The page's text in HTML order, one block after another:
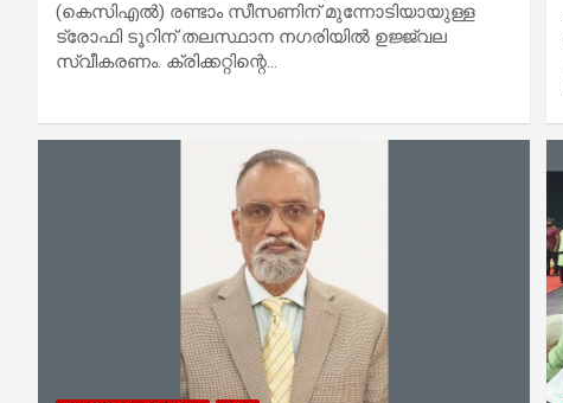
(കെസിഎല്‍) രണ്ടാം സീസണിന് മുന്നോടിയായുള്ള
ട്രോഫി ടൂറിന് തലസ്ഥാന നഗരിയില്‍ ഉജ്ജ്വല
സ്വീകരണം. ക്രിക്കറ്റിന്റെ…